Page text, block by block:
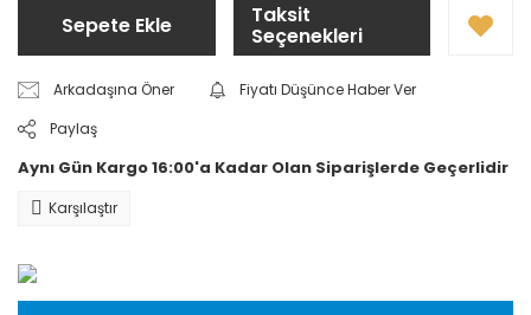
Sepete Ekle Taksit
Seçenekleri
Arkadaşına Öner
Fiyatı Düşünce Haber Ver
Paylaş
Aynı Gün Kargo 16:00'a Kadar Olan Siparişlerde Geçerlidir
Karşılaştır